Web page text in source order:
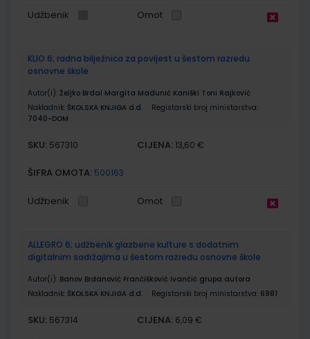
Udžbenik Omot
KLIO 6; radna bilježnica za povijest u šestom razredu
osnovne škole
Autor(i): Željko Brdal Margita Madunić Kaniški Toni Rajković
Nakladnik: ŠKOLSKA KNJIGA d.d.
Registarski broj ministarstva:
7040-DOM
SKU: 567310 CIJENA: 13,60 €
ŠIFRA OMOTA: 500163
Udžbenik Omot
ALLEGRO 6; udžbenik glazbene kulture s dodatnim
digitalnim sadržajima u šestom razredu osnovne škole
Autor(i): Banov Brđanović Frančišković Ivančić grupa autora
Nakladnik: ŠKOLSKA KNJIGA d.d. Registarski broj ministarstva: 6981
SKU: 567314 CIJENA: 6,09 €